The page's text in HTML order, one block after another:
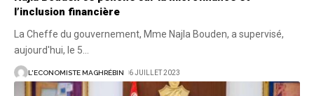
l’inclusion financière
La Cheffe du gouvernement, Mme Najla Bouden, a supervisé,
aujourd'hui, le 5…
L'ECONOMISTE MAGHRÉBIN 6 JUILLET 2023